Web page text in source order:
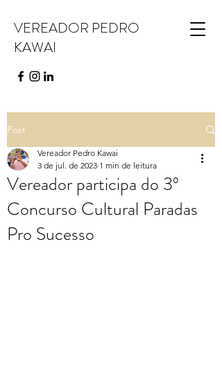
VEREADOR PEDRO
KAWAI
Post
Vereador participa do 3º
Concurso Cultural Paradas
Pro Sucesso
Vereador Pedro Kawai
3 de jul. de 2023 1 min de leitura